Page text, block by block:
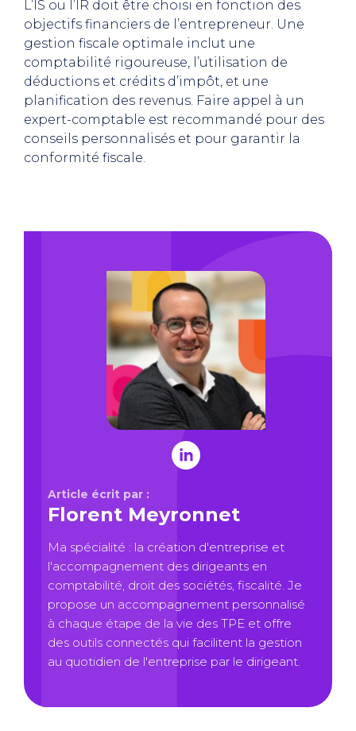
L’IS ou l’IR doit être choisi en fonction des
objectifs financiers de l’entrepreneur. Une
gestion fiscale optimale inclut une
comptabilité rigoureuse, l’utilisation de
déductions et crédits d’impôt, et une
planification des revenus. Faire appel à un
expert-comptable est recommandé pour des
conseils personnalisés et pour garantir la
conformité fiscale.
Article écrit par :
Florent Meyronnet
Ma spécialité : la création d'entreprise et
l'accompagnement des dirigeants en
comptabilité, droit des sociétés, fiscalité. Je
propose un accompagnement personnalisé
à chaque étape de la vie des TPE et offre
des outils connectés qui facilitent la gestion
au quotidien de l'entreprise par le dirigeant.